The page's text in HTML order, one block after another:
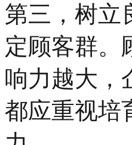
第三，树立
定顾客群。
响力越大，
都应重视培